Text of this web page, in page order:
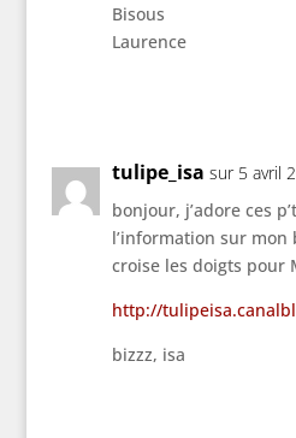
Bisous
Laurence
tulipe_isa sur 5 avril
bonjour, j’adore ces
l’information sur
croise les doigts pour
http://
bizzz, isa